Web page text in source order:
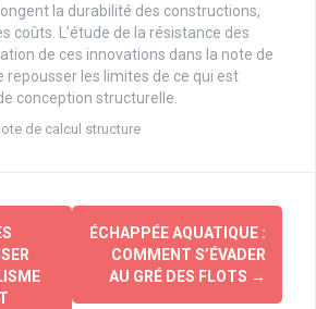
la durabilité des constructions,
coûts. L’étude de la résistance des
de ces innovations dans la note de
repousser les limites de ce qui est
conception structurelle.
de calcul structure
ÉCHAPPÉE AQUATIQUE :
COMMENT S’ÉVADER
AU GRÉ DES FLOTS →